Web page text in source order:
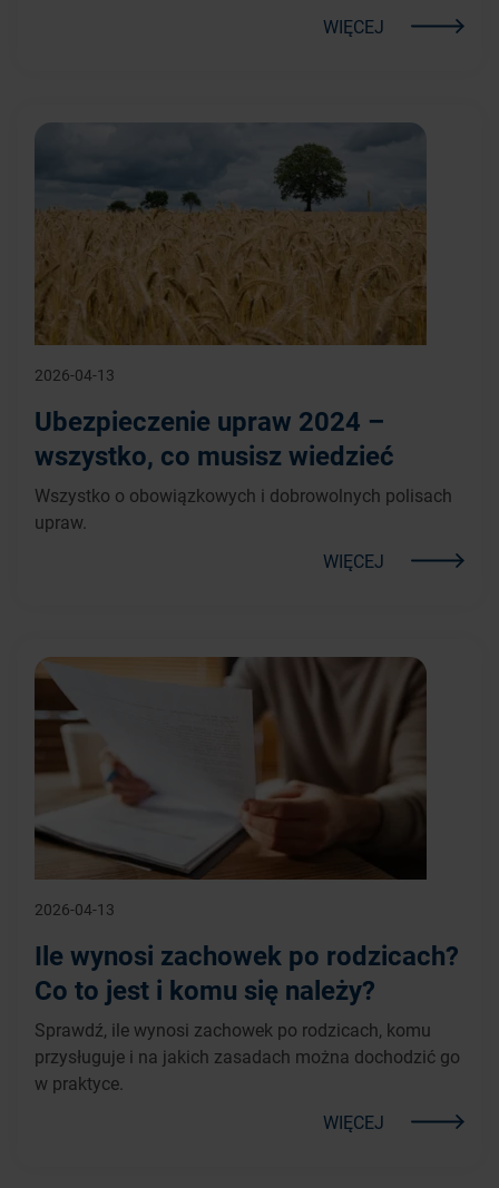
WIĘCEJ
2026-04-13
Ubezpieczenie upraw 2024 –
wszystko, co musisz wiedzieć
Wszystko o obowiązkowych i dobrowolnych polisach
upraw.
WIĘCEJ
2026-04-13
Ile wynosi zachowek po rodzicach?
Co to jest i komu się należy?
Sprawdź, ile wynosi zachowek po rodzicach, komu
przysługuje i na jakich zasadach można dochodzić go
w praktyce.
WIĘCEJ